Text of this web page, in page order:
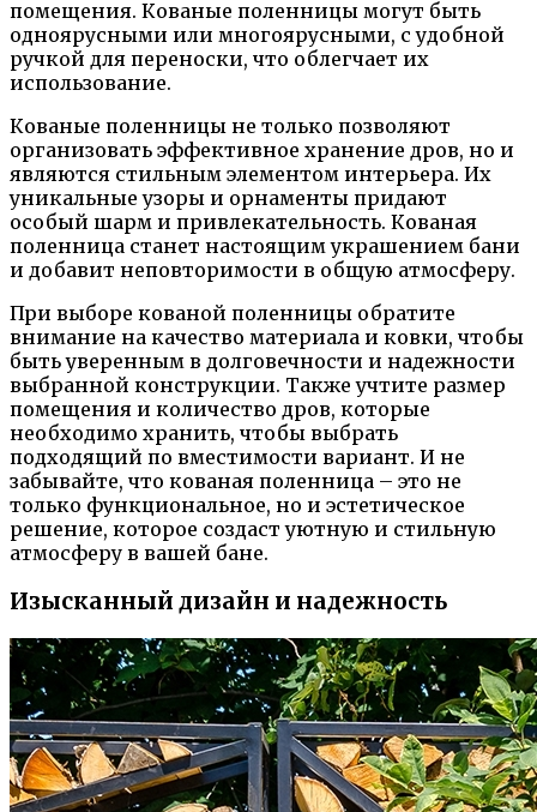
помещения. Кованые поленницы могут быть
одноярусными или многоярусными, с удобной
ручкой для переноски, что облегчает их
использование.
Кованые поленницы не только позволяют
организовать эффективное хранение дров, но и
являются стильным элементом интерьера. Их
уникальные узоры и орнаменты придают
особый шарм и привлекательность. Кованая
поленница станет настоящим украшением бани
и добавит неповторимости в общую атмосферу.
При выборе кованой поленницы обратите
внимание на качество материала и ковки, чтобы
быть уверенным в долговечности и надежности
выбранной конструкции. Также учтите размер
помещения и количество дров, которые
необходимо хранить, чтобы выбрать
подходящий по вместимости вариант. И не
забывайте, что кованая поленница – это не
только функциональное, но и эстетическое
решение, которое создаст уютную и стильную
атмосферу в вашей бане.
Изысканный дизайн и надежность